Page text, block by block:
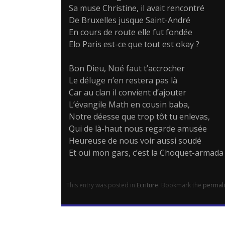
Sa muse Christine, il avait rencontré
De Bruxelles jusque Saint-André
En cours de route elle fut fondée
Elo Paris est-ce que tout est okay ?
Bon Dieu, Noé faut t’accrocher
Le déluge n’en restera pas là
Car au clan il convient d’ajouter
L’évangile Math en cousin baba,
Notre déesse que trop tôt tu enlevas,
Qui de là-haut nous regarde amusée
Heureuse de nous voir aussi soudé
Et oui mon gars, c’est la Choquet-armada
This entry was posted in Ecriture. Bookmark the